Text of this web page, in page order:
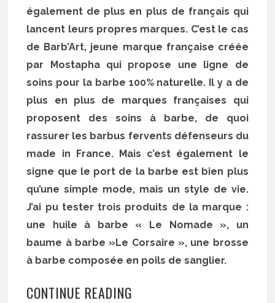
également de plus en plus de français qui
lancent leurs propres marques. C’est le cas
de Barb’Art, jeune marque française créée
par Mostapha qui propose une ligne de
soins pour la barbe 100% naturelle. Il y a de
plus en plus de marques françaises qui
proposent des soins à barbe, de quoi
rassurer les barbus fervents défenseurs du
made in France. Mais c’est également le
signe que le port de la barbe est bien plus
qu’une simple mode, mais un style de vie.
J’ai pu tester trois produits de la marque :
une huile à barbe « Le Nomade », un
baume à barbe »Le Corsaire », une brosse
à barbe composée en poils de sanglier.
CONTINUE READING